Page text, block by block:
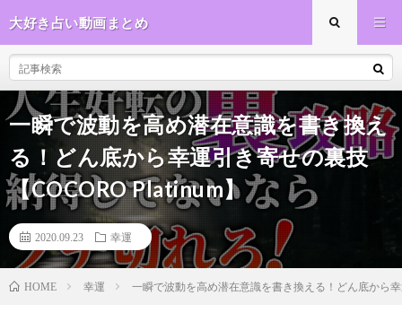
大好き占い動画まとめ
一瞬で波動を高め潜在意識を書き換え
る！どん底から幸運引き寄せの裏技
【COCORO Platinum】
2020.09.23 幸運
HOME 幸運 一瞬で波動を高め潜在意識を書き換える！どん底から